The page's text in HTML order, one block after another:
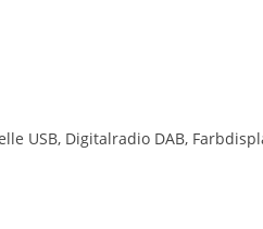
USB, Digitalradio DAB,